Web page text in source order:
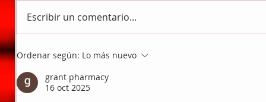
Escribir un comentario...
Ordenar según: Lo más nuevo
grant pharmacy
16 oct 2025